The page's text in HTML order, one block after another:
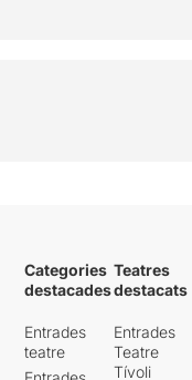
Categories
destacades
Entrades
teatre
Teatres
destacats
Entrades
Teatre
Tívoli